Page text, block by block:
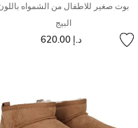
بوت صغير للاطفال من الشمواه
البيج
د.إ 620.00